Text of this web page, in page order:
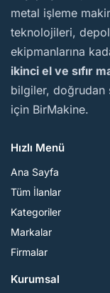
metal işleme
teknolojileri,
ekipmanlarına
ikinci el ve sıfır
bilgiler, doğrudan
için BirMakine.
Hızlı Menü
Ana Sayfa
Tüm İlanlar
Kategoriler
Markalar
Firmalar
Kurumsal